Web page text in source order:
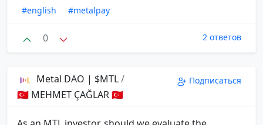
#english
#metalpay
0 2 ответов
Metal DAO | $MTL/
🇹🇷 MEHMET ÇAĞLAR 🇹🇷
Подписаться